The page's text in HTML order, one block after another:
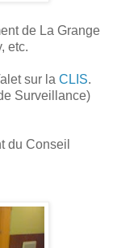
de La Grange
etc.
sur la CLIS.
Surveillance)
du Conseil